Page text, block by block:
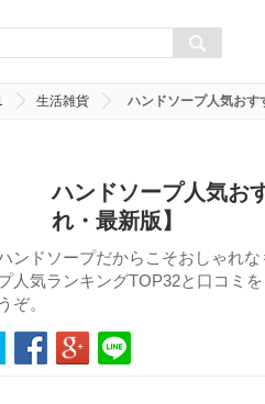
生活雑貨 ハンドソープ人気おす
ハンドソープ人気お
れ・最新版】
ンドソープだからこそおしゃれ
人気ランキングTOP32と口コミ
ぞ。